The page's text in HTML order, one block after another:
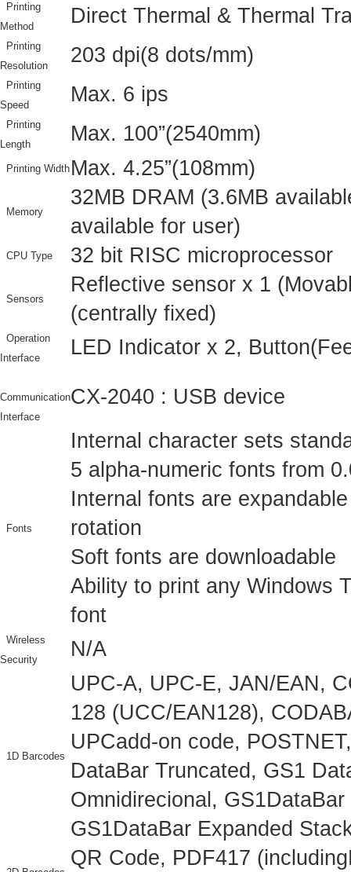
Printing
Method
Direct Thermal & Thermal
Printing
Resolution
203 dpi(8 dots/mm)
Printing
Speed
Max. 6 ips
Printing
Length
Max. 100”(2540mm)
Printing Width Max. 4.25”(108mm)
Memory
32MB DRAM (3.6MB
available for user)
CPU Type 32 bit RISC microprocessor
Sensors
Reflective sensor x 1
(centrally fixed)
Operation
Interface
LED Indicator x 2,
Communication
Interface
CX-2040 : USB device
Fonts
Internal character sets
5 alpha-numeric fonts from
Internal fonts are
rotation
Soft fonts are downloadable
Ability to print any Windows
font
Wireless
Security
N/A
1D Barcodes
UPC-A, UPC-E, JAN/EAN,
128 (UCC/EAN128),
UPCadd-on code,
DataBar Truncated, GS1
Omnidirecional,
GS1DataBar Expanded
QR Code, PDF417